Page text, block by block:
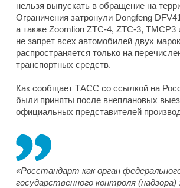
нельзя выпускать в обращение на
Ограничения затронули Dongfeng
а также Zoomlion ZTC-4, ZTC-3, TMCP3
не запрет всех автомобилей двух
распространяется только на
транспортных средств.
Как сообщает ТАСС со ссылкой на
были приняты после внеплановых
официальных представителей
«Росстандарт как орган
государственного контроля